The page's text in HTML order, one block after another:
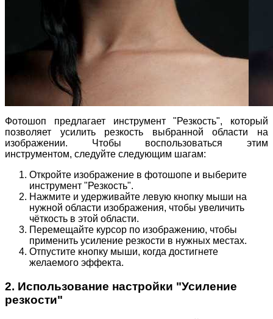
Фотошоп предлагает инструмент "Резкость", который
позволяет усилить резкость выбранной области на
изображении. Чтобы воспользоваться этим
инструментом, следуйте следующим шагам:
Откройте изображение в фотошопе и выберите
инструмент "Резкость".
Нажмите и удерживайте левую кнопку мыши на
нужной области изображения, чтобы увеличить
чёткость в этой области.
Перемещайте курсор по изображению, чтобы
применить усиление резкости в нужных местах.
Отпустите кнопку мыши, когда достигнете
желаемого эффекта.
2. Использование настройки "Усиление
резкости"